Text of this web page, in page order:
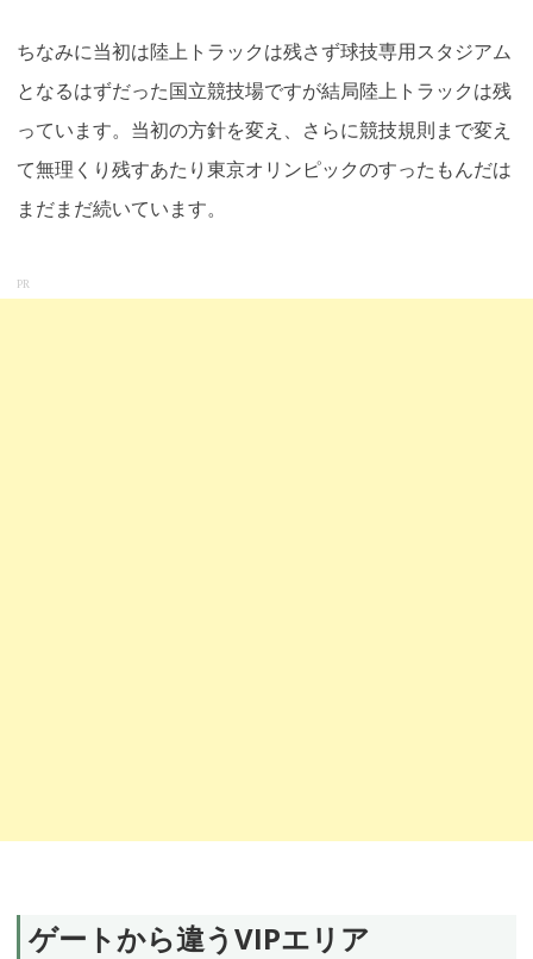
ちなみに当初は陸上トラックは残さず球技専用スタジアム
となるはずだった国立競技場ですが結局陸上トラックは残
っています。当初の方針を変え、さらに競技規則まで変え
て無理くり残すあたり東京オリンピックのすったもんだは
まだまだ続いています。
PR
ゲートから違うVIPエリア